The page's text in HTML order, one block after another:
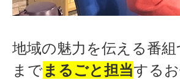
地域の魅力を伝える番
までまるごと担当する